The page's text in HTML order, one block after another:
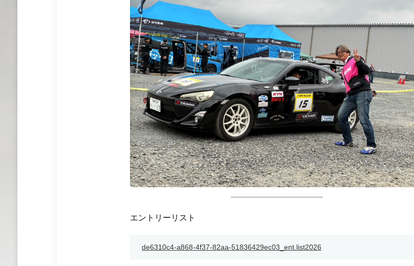
エントリーリスト
de6310c4-a868-4f37-82aa-51836429ec03_ent.list2026